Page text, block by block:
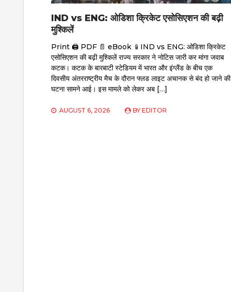
IND vs ENG: ओडिशा क्रिकेट एसोसिएशन की बढ़ी
मुश्किलें
Print 🖨 PDF 📄 eBook 📱IND vs ENG: ओडिशा क्रिकेट
एसोसिएशन की बढ़ी मुश्किलें राज्य सरकार ने नोटिस जारी कर मांगा जवाब
कटक। कटक के बारबाटी स्टेडियम में भारत और इंग्लैंड के बीच एक
दिवसीय अंतरराष्ट्रीय मैच के दौरान फ्लड लाइट अचानक से बंद हो जाने की
घटना सामने आई। इस मामले को लेकर अब […]
AUGUST 6, 2026 BY EDITOR